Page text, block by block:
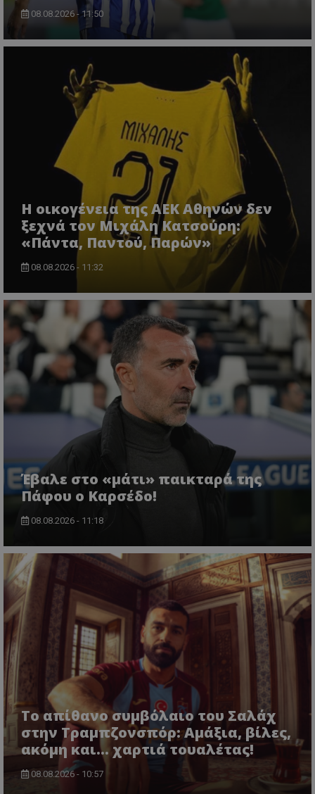
08.08.2026 - 11:50
Η οικογένεια της ΑΕΚ Αθηνών δεν
ξεχνά τον Μιχάλη Κατσούρη:
«Πάντα, Παντού, Παρών»
08.08.2026 - 11:32
Έβαλε στο «μάτι» παικταρά της
Πάφου ο Καρσέδο!
08.08.2026 - 11:18
Το απίθανο συμβόλαιο του Σαλάχ
στην Τραμπζονσπόρ: Αμάξια, βίλες,
ακόμη και... χαρτιά τουαλέτας!
08.08.2026 - 10:57